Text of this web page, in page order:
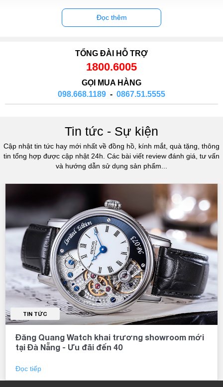
Đọc thêm
TỔNG ĐÀI HỖ TRỢ
1800.6005
GỌI MUA HÀNG
098.668.1189 - 0867.51.5555
Tin tức - Sự kiện
Cập nhật tin tức hay mới nhất về đồng hồ, kính mắt, quà tặng, thông
tin tổng hợp được cập nhật 24h. Các bài viết review đánh giá, tư vấn
và hướng dẫn sử dụng sản phẩm...
TIN TỨC
Đăng Quang Watch khai trương showroom mới
tại Đà Nẵng - Ưu đãi đến 40
Đọc tiếp